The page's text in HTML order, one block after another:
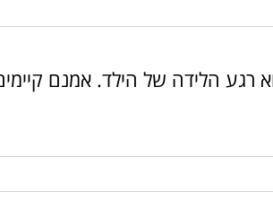
רגע הלידה של הילד. אמנם